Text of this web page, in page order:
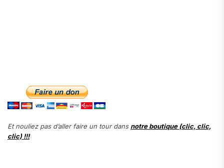
Et nouliez pas d’aller faire un tour dans notre boutique (clic, clic,
clic) !!!